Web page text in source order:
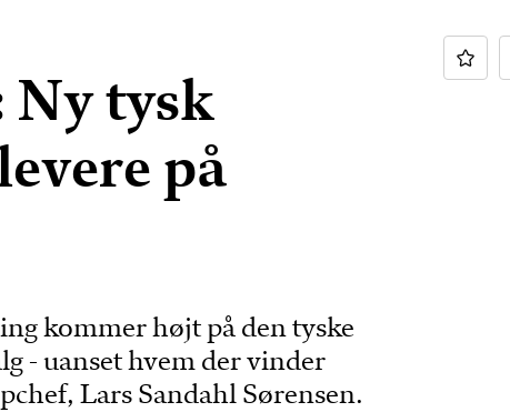
Ny tysk
på
kommer højt på den tyske
- uanset hvem der vinder
Lars Sandahl Sørensen.